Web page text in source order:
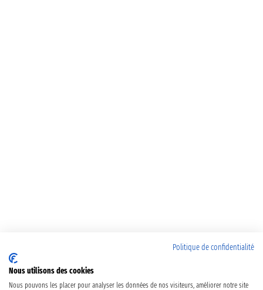
Politique de confidentialité
Nous utilisons des cookies
Nous pouvons les placer pour analyser les données de nos visiteurs, améliorer notre site